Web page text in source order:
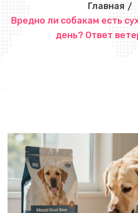
Главная
Вредно ли собакам есть
день? Ответ